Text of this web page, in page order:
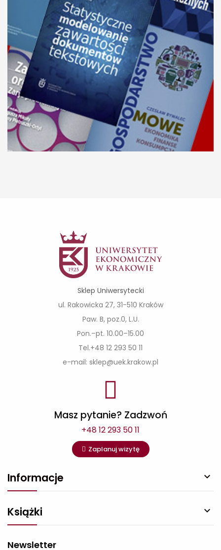
Sklep Uniwersytecki
ul. Rakowicka 27, 31-510 Kraków
Paw. B, poz.0, L.U.
Pon.–pt. 10.00–15.00
Tel.+48 12 293 50 11
e-mail: sklep@uek.krakow.pl
Masz pytanie? Zadzwoń
+48 12 293 50 11
Zaplanuj wizytę
Informacje 
Książki 
Newsletter